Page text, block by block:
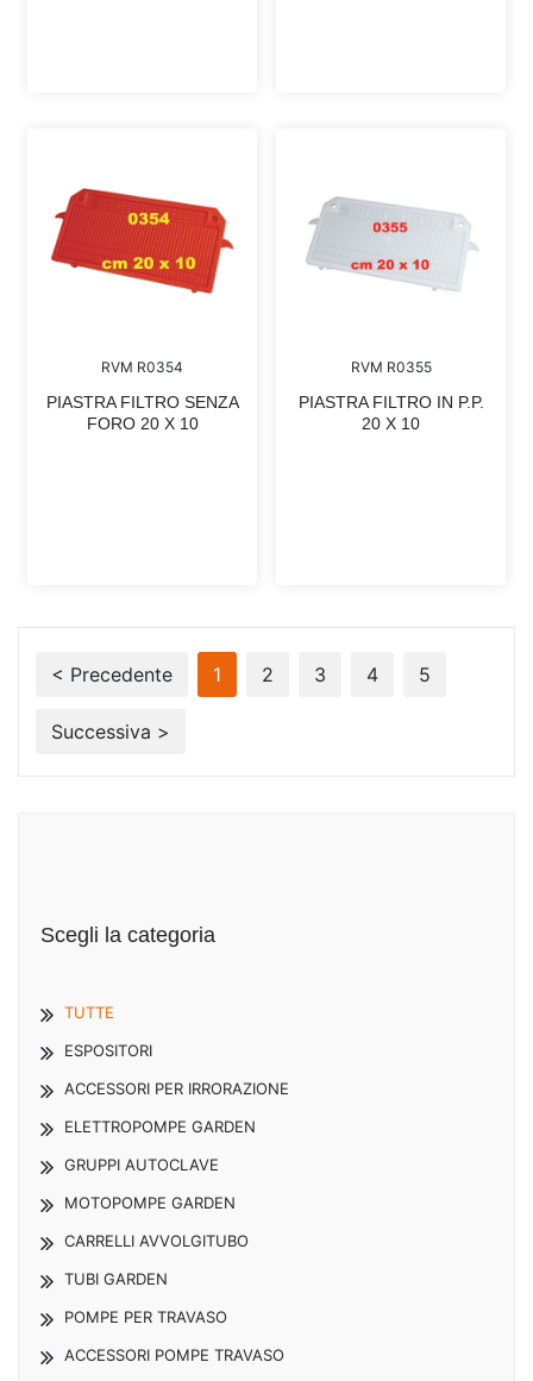
RVM R0354
PIASTRA FILTRO SENZA
FORO 20 X 10
RVM R0355
PIASTRA FILTRO IN P.P.
20 X 10
< Precedente 1 2 3 4 5
Successiva >
Scegli la categoria
TUTTE
ESPOSITORI
ACCESSORI PER IRRORAZIONE
ELETTROPOMPE GARDEN
GRUPPI AUTOCLAVE
MOTOPOMPE GARDEN
CARRELLI AVVOLGITUBO
TUBI GARDEN
POMPE PER TRAVASO
ACCESSORI POMPE TRAVASO